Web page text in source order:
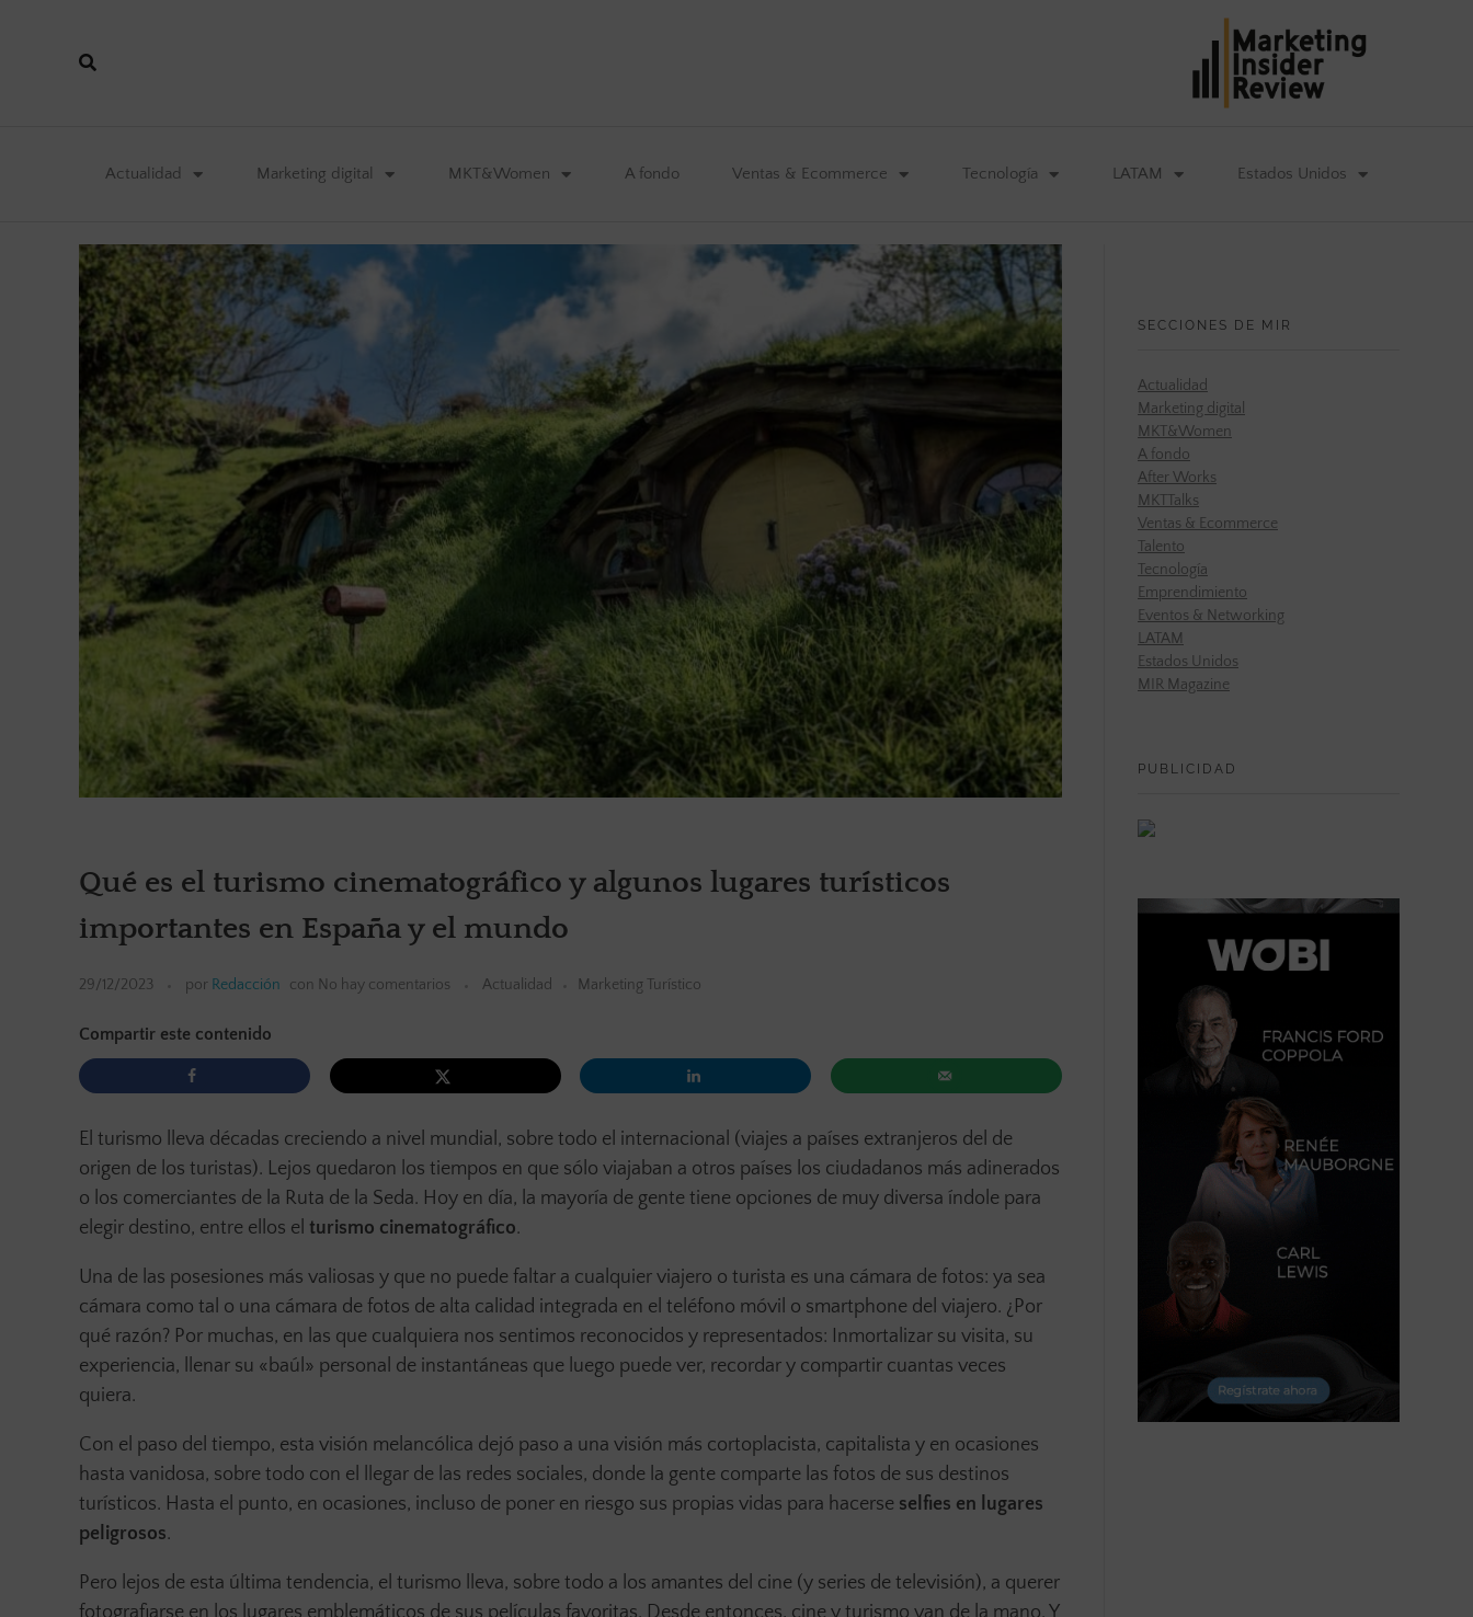
Actualidad Marketing digital MKT&Women A fondo Ventas & Ecommerce Tecnología LATAM Estados Unidos
Qué es el turismo cinematográfico y algunos lugares turísticos
importantes en España y el mundo
29/12/2023 por Redacción con No hay comentarios Actualidad Marketing Turístico
Compartir este contenido
El turismo lleva décadas creciendo a nivel mundial, sobre todo el internacional (viajes a países extranjeros del de
origen de los turistas). Lejos quedaron los tiempos en que sólo viajaban a otros países los ciudadanos más adinerados
o los comerciantes de la Ruta de la Seda. Hoy en día, la mayoría de gente tiene opciones de muy diversa índole para
elegir destino, entre ellos el turismo cinematográfico.
Una de las posesiones más valiosas y que no puede faltar a cualquier viajero o turista es una cámara de fotos: ya sea
cámara como tal o una cámara de fotos de alta calidad integrada en el teléfono móvil o smartphone del viajero. ¿Por
qué razón? Por muchas, en las que cualquiera nos sentimos reconocidos y representados: Inmortalizar su visita, su
experiencia, llenar su «baúl» personal de instantáneas que luego puede ver, recordar y compartir cuantas veces
quiera.
Con el paso del tiempo, esta visión melancólica dejó paso a una visión más cortoplacista, capitalista y en ocasiones
hasta vanidosa, sobre todo con el llegar de las redes sociales, donde la gente comparte las fotos de sus destinos
turísticos. Hasta el punto, en ocasiones, incluso de poner en riesgo sus propias vidas para hacerse selfies en lugares
peligrosos.
Pero lejos de esta última tendencia, el turismo lleva, sobre todo a los amantes del cine (y series de televisión), a querer
SECCIONES DE MIR
Actualidad
Marketing digital
MKT&Women
A fondo
After Works
MKTTalks
Ventas & Ecommerce
Talento
Tecnología
Emprendimiento
Eventos & Networking
LATAM
Estados Unidos
MIR Magazine
PUBLICIDAD